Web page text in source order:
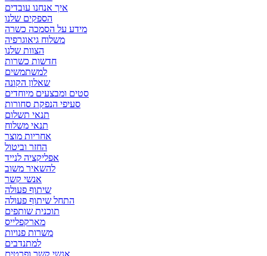
איך אנחנו עובדים
הספקים שלנו
מידע על הסמכה כשרה
משלוח גיאוגרפיה
הצוות שלנו
חדשות כשרות
למשתמשים
שאלון הקונה
סטים ומבצעים מיוחדים
סעיפי הנפקת סחורות
תנאי תשלום
תנאי משלוח
אחריות מוצר
החזר וביטול
אפליקציה לנייד
להשאיר משוב
אנשי קשר
שיתוף פעולה
התחל שיתוף פעולה
תוכנית שותפים
מארקפלייס
משרות פנויות
למתנדבים
אנשי קשר ופרטים